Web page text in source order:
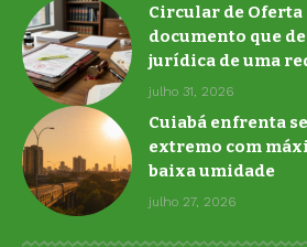
Circular de Oferta
documento que
jurídica de uma
julho 31, 2026
Cuiabá enfrenta
extremo com
baixa umidade
julho 27, 2026